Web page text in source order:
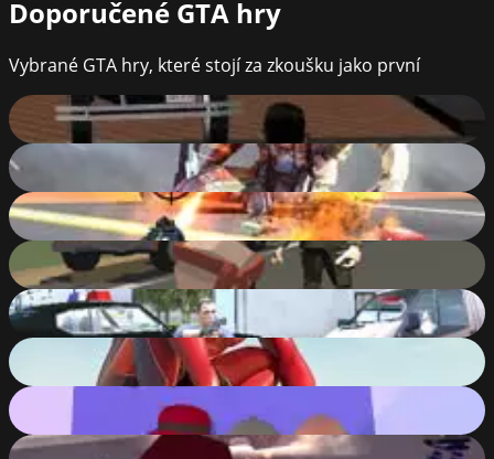
Doporučené GTA hry
Vybrané GTA hry, které stojí za zkoušku jako první
Downtown 1930s
10
Super Crime Steel War Hero Iron Flying Mech Robot
90
Amazing Crime Strange Stickman Rope Vice Vegas
88%
Po.Ba ( Polygonal Battlefield )
88%
Grand Action Crime: New York Car Gang
86%
Amazing Strange Rope Police - Vice Spider Vegas
90
Gangsta Island: Crime City
89
Pixel Stories 1: Young Blood